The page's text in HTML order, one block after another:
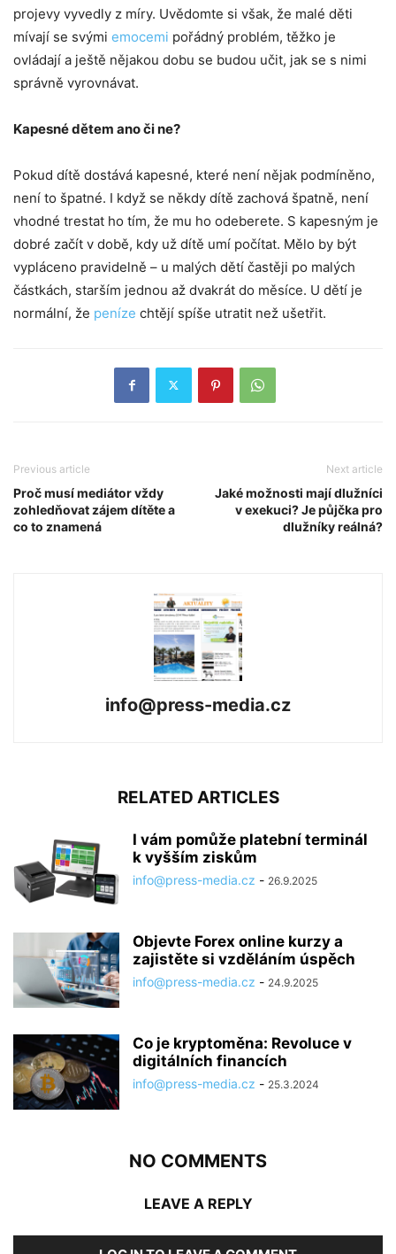
projevy vyvedly z míry. Uvědomte si však, že malé děti
mívají se svými emocemi pořádný problém, těžko je
ovládají a ještě nějakou dobu se budou učit, jak se s nimi
správně vyrovnávat.
Kapesnédětem anoči ne?
Pokud dítě dostává kapesné, které není nějak podmíněno,
není to špatné. I když se někdy dítě zachová špatně, není
vhodné trestat ho tím, že mu ho odeberete. S kapesným je
dobré začít v době, kdy už dítě umí počítat. Mělo by být
vypláceno pravidelně – u malých dětí častěji po malých
částkách, starším jednou až dvakrát do měsíce. U dětí je
normální, že peníze chtějí spíše utratit než ušetřit.
Previous article
Proč musí mediátor vždy
zohledňovat zájem dítěte a
co to znamená
Next article
Jaké možnosti mají dlužníci
v exekuci? Je půjčka pro
dlužníky reálná?
info@press-media.cz
RELATED ARTICLES
I vám pomůže platební terminál
k vyšším ziskům
info@press-media.cz - 26.9.2025
Objevte Forex online kurzy a
zajistěte si vzděláním úspěch
info@press-media.cz - 24.9.2025
Co je kryptoměna: Revoluce v
digitálních financích
info@press-media.cz - 25.3.2024
NO COMMENTS
LEAVE A REPLY